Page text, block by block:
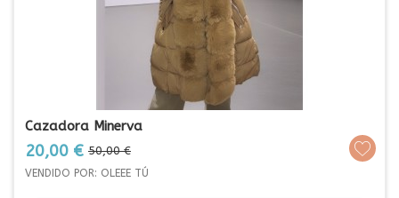
Cazadora Minerva
Prezo
20,00 € Prezo
base
50,00 €
VENDIDO POR: OLEEE TÚ